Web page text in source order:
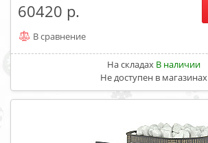
60420
В сравнение
На складах В наличии
Не доступен в магазинах